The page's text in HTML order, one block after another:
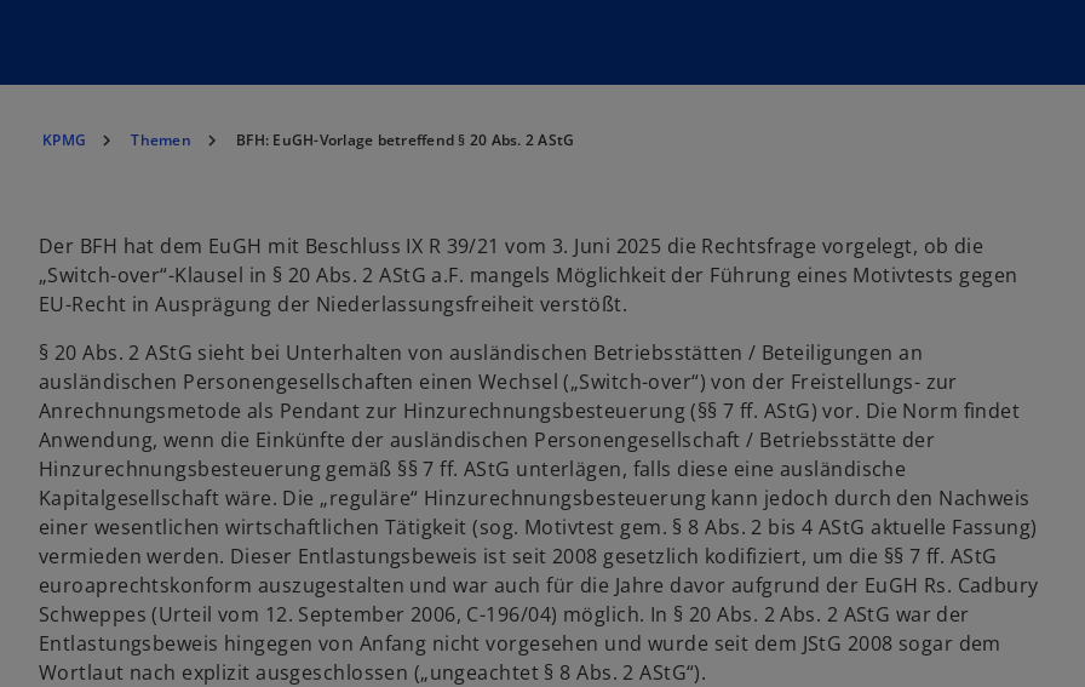
KPMG Themen BFH: EuGH-Vorlage betreffend § 20 Abs. 2 AStG
Der BFH hat dem EuGH mit Beschluss IX R 39/21 vom 3. Juni 2025 die Rechtsfrage vorgelegt, ob die
„Switch-over“-Klausel in § 20 Abs. 2 AStG a.F. mangels Möglichkeit der Führung eines Motivtests gegen
EU-Recht in Ausprägung der Niederlassungsfreiheit verstößt.
§ 20 Abs. 2 AStG sieht bei Unterhalten von ausländischen Betriebsstätten / Beteiligungen an
ausländischen Personengesellschaften einen Wechsel („Switch-over“) von der Freistellungs- zur
Anrechnungsmetode als Pendant zur Hinzurechnungsbesteuerung (§§ 7 ff. AStG) vor. Die Norm findet
Anwendung, wenn die Einkünfte der ausländischen Personengesellschaft / Betriebsstätte der
Hinzurechnungsbesteuerung gemäß §§ 7 ff. AStG unterlägen, falls diese eine ausländische
Kapitalgesellschaft wäre. Die „reguläre“ Hinzurechnungsbesteuerung kann jedoch durch den Nachweis
einer wesentlichen wirtschaftlichen Tätigkeit (sog. Motivtest gem. § 8 Abs. 2 bis 4 AStG aktuelle Fassung)
vermieden werden. Dieser Entlastungsbeweis ist seit 2008 gesetzlich kodifiziert, um die §§ 7 ff. AStG
euroaprechtskonform auszugestalten und war auch für die Jahre davor aufgrund der EuGH Rs. Cadbury
Schweppes (Urteil vom 12. September 2006, C-196/04) möglich. In § 20 Abs. 2 Abs. 2 AStG war der
Entlastungsbeweis hingegen von Anfang nicht vorgesehen und wurde seit dem JStG 2008 sogar dem
Wortlaut nach explizit ausgeschlossen („ungeachtet § 8 Abs. 2 AStG“).